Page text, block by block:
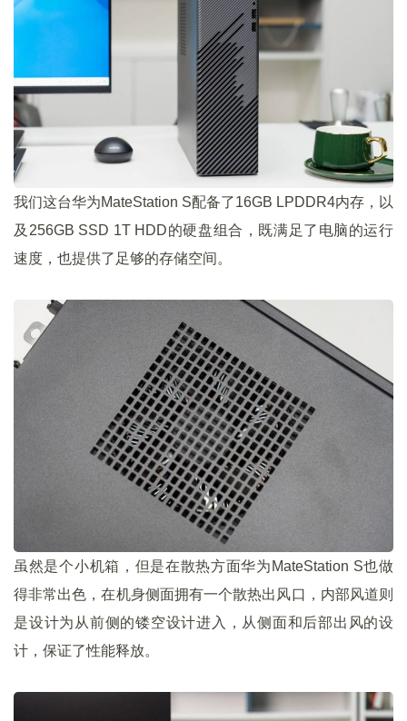
我们这台华为MateStation S配备了16GB LPDDR4内存，以
及256GB SSD 1T HDD的硬盘组合，既满足了电脑的运行
速度，也提供了足够的存储空间。
虽然是个小机箱，但是在散热方面华为MateStation S也做
得非常出色，在机身侧面拥有一个散热出风口，内部风道则
是设计为从前侧的镂空设计进入，从侧面和后部出风的设
计，保证了性能释放。